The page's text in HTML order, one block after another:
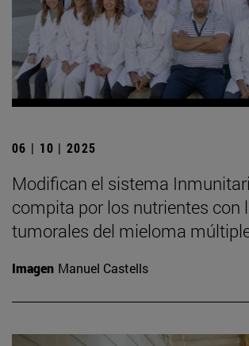
06 | 10 | 2025
Modifican el sistema
compita por los nutrientes con
tumorales del mieloma
Imagen Manuel Castells